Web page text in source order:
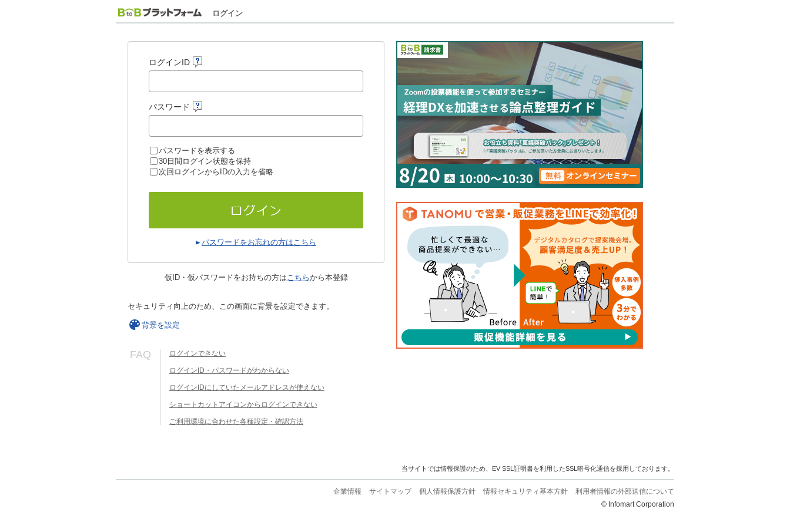
ログイン
ログインID
パスワード
パスワードを表示する
30日間ログイン状態を保持
次回ログインからIDの入力を省略
パスワードをお忘れの方はこちら
仮ID・仮パスワードをお持ちの方はこちらから本登録
セキュリティ向上のため、この画面に背景を設定できます。
背景を設定
FAQ ログインできない
ログインID・パスワードがわからない
ログインIDにしていたメールアドレスが使えない
ショートカットアイコンからログインできない
ご利用環境に合わせた各種設定・確認方法
当サイトでは情報保護のため、EV SSL証明書を利用したSSL暗号化通信を採用しております。
企業情報 サイトマップ 個人情報保護方針 情報セキュリティ基本方針
利用者情報の外部送信について
© Infomart Corporation